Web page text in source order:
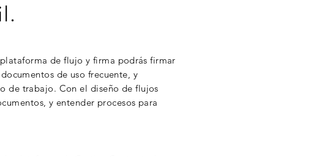
.
de flujo y firma podrás firmar
de uso frecuente, y
de trabajo. Con el diseño de flujos
y entender procesos para